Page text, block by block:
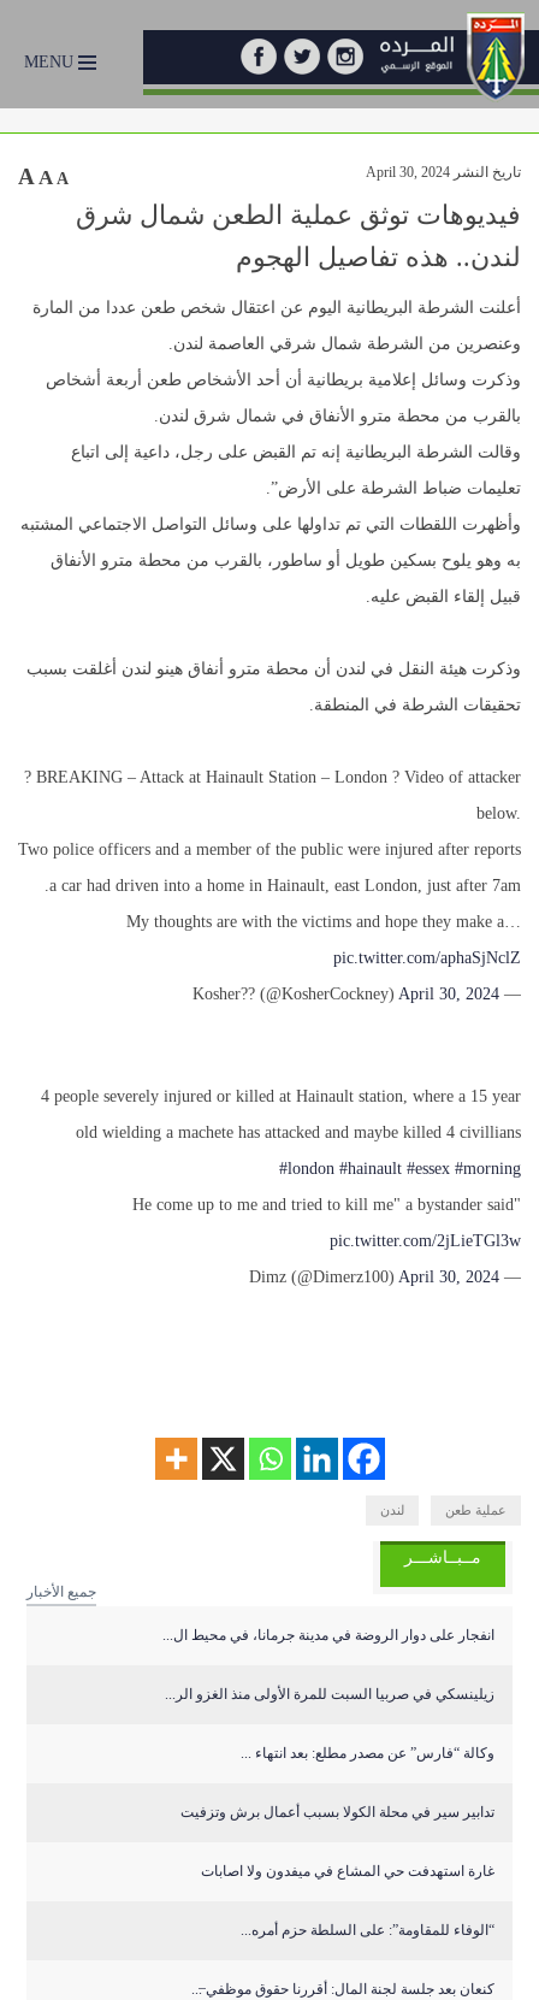
MENU
تاريخ النشر April 30, 2024 A A A
فيديوهات توثق عملية الطعن شمال شرق
لندن.. هذه تفاصيل الهجوم
أعلنت الشرطة البريطانية اليوم عن اعتقال شخص طعن عددا من المارة
وعنصرين من الشرطة شمال شرقي العاصمة لندن.
وذكرت وسائل إعلامية بريطانية أن أحد الأشخاص طعن أربعة أشخاص
بالقرب من محطة مترو الأنفاق في شمال شرق لندن.
وقالت الشرطة البريطانية إنه تم القبض على رجل، داعية إلى اتباع
تعليمات ضباط الشرطة على الأرض”.
وأظهرت اللقطات التي تم تداولها على وسائل التواصل الاجتماعي المشتبه
به وهو يلوح بسكين طويل أو ساطور، بالقرب من محطة مترو الأنفاق
قبيل إلقاء القبض عليه.
وذكرت هيئة النقل في لندن أن محطة مترو أنفاق هينو لندن أغلقت بسبب
تحقيقات الشرطة في المنطقة.
? BREAKING – Attack at Hainault Station – London ? Video of attacker
below.
Two police officers and a member of the public were injured after reports
a car had driven into a home in Hainault, east London, just after 7am.
My thoughts are with the victims and hope they make a…
pic.twitter.com/aphaSjNclZ
— Kosher?? (@KosherCockney)
April 30, 2024
4 people severely injured or killed at Hainault station, where a 15 year
old wielding a machete has attacked and maybe killed 4 civillians
#london #hainault #essex #morning
"He come up to me and tried to kill me" a bystander said
pic.twitter.com/2jLieTGl3w
— Dimz (@Dimerz100)
April 30, 2024
عملية طعن لندن
مــبــاشـــر
جميع الأخبار
انفجار على دوار الروضة في مدينة جرمانا، في محيط ال...
زيلينسكي في صربيا السبت للمرة الأولى منذ الغزو الر...
وكالة “فارس” عن مصدر مطلع: بعد انتهاء ...
تدابير سير في محلة الكولا بسبب أعمال برش وتزفيت
غارة استهدفت حي المشاع في ميفدون ولا اصابات
“الوفاء للمقاومة”: على السلطة حزم أمره...
كنعان بعد جلسة لجنة المال: أقررنا حقوق موظفي ̶...